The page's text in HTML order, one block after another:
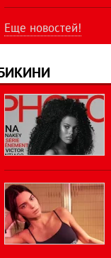
Еще новостей!